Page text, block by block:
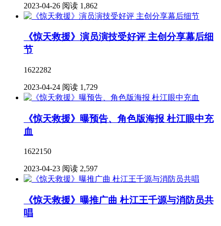
2023-04-26 阅读 1,862
《惊天救援》演员演技受好评 主创分享幕后细
节
1622282
2023-04-24 阅读 1,729
《惊天救援》曝预告、角色版海报 杜江眼中充
血
1622150
2023-04-23 阅读 2,597
《惊天救援》曝推广曲 杜江王千源与消防员共
唱